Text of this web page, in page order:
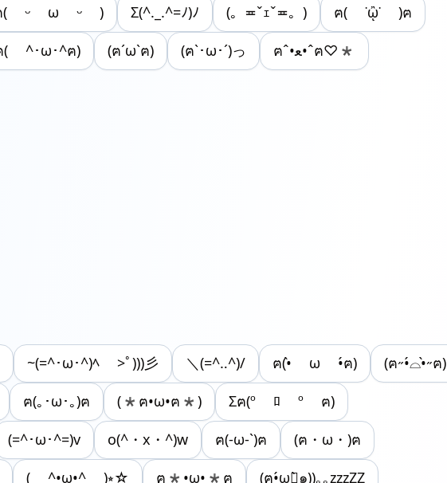
( ᵕ ω ᵕ ) Σ(^._.^=ﾉ)ﾉ (。≖ˇｪˇ≖。) ฅ( ˙ᾢ˙ )ฅ
( ^･ω･^ฅ) (ฅ´ω`ฅ) (ฅ`･ω･´)っ ฅˆ•ﻌ•ˆฅ♡*
~(=^･ω･^)ﾍ >ﾟ)))彡 ＼(=^‥^)/ ฅ(•̀ ω •́ฅ) (ฅ˶•́⌓•̀˶ฅ)
ฅ(｡･ω･｡)ฅ (*ฅ•ω•ฅ*) Σฅ(º ﾛ º ฅ)
(=^･ω･^=)v o(^・x・^)w ฅ(-ω-`)ฅ (ฅ・ω・)ฅ
( ^•ω•^ )⭒☆ ฅ*•ω•*ฅ (ฅ•́ωก̀๑))｡｡zzzZZ